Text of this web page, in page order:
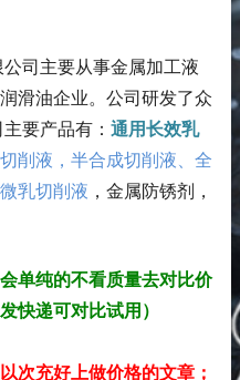
司主要从事金属加工液
滑油企业。公司研发了众
要产品有： 通用长效乳
削液，半合成切削液、全
乳切削液 ，金属防锈剂，
单纯的不看质量去对比价
快递可对比试用）
次充好上做价格的文章；